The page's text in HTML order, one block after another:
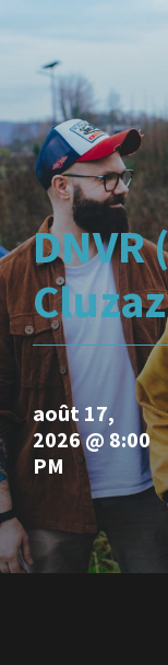
Cluzaz
août 17,
2026 @ 8:00
PM